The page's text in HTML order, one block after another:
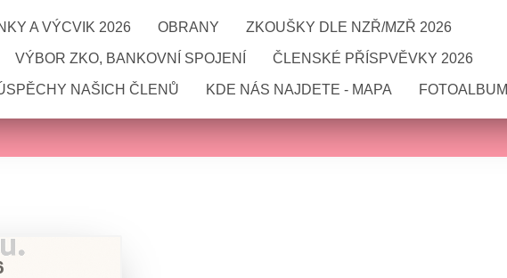
A VÝCVIK 2026 OBRANY ZKOUŠKY DLE NZŘ/MZŘ 2026
VÝBOR ZKO, BANKOVNÍ SPOJENÍ ČLENSKÉ PŘÍSPVĚVKY 2026
NAŠICH ČLENŮ KDE NÁS NAJDETE - MAPA FOTOALBUM